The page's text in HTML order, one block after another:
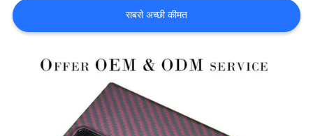
समाचार
मामलों
सबसे अच्छी कीमत